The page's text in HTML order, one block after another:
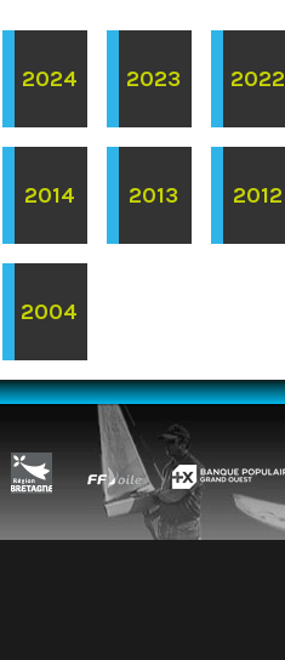
2024 2023 2022
2014 2013 2012
2004